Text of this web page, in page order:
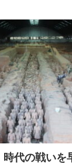
時代の戦いを